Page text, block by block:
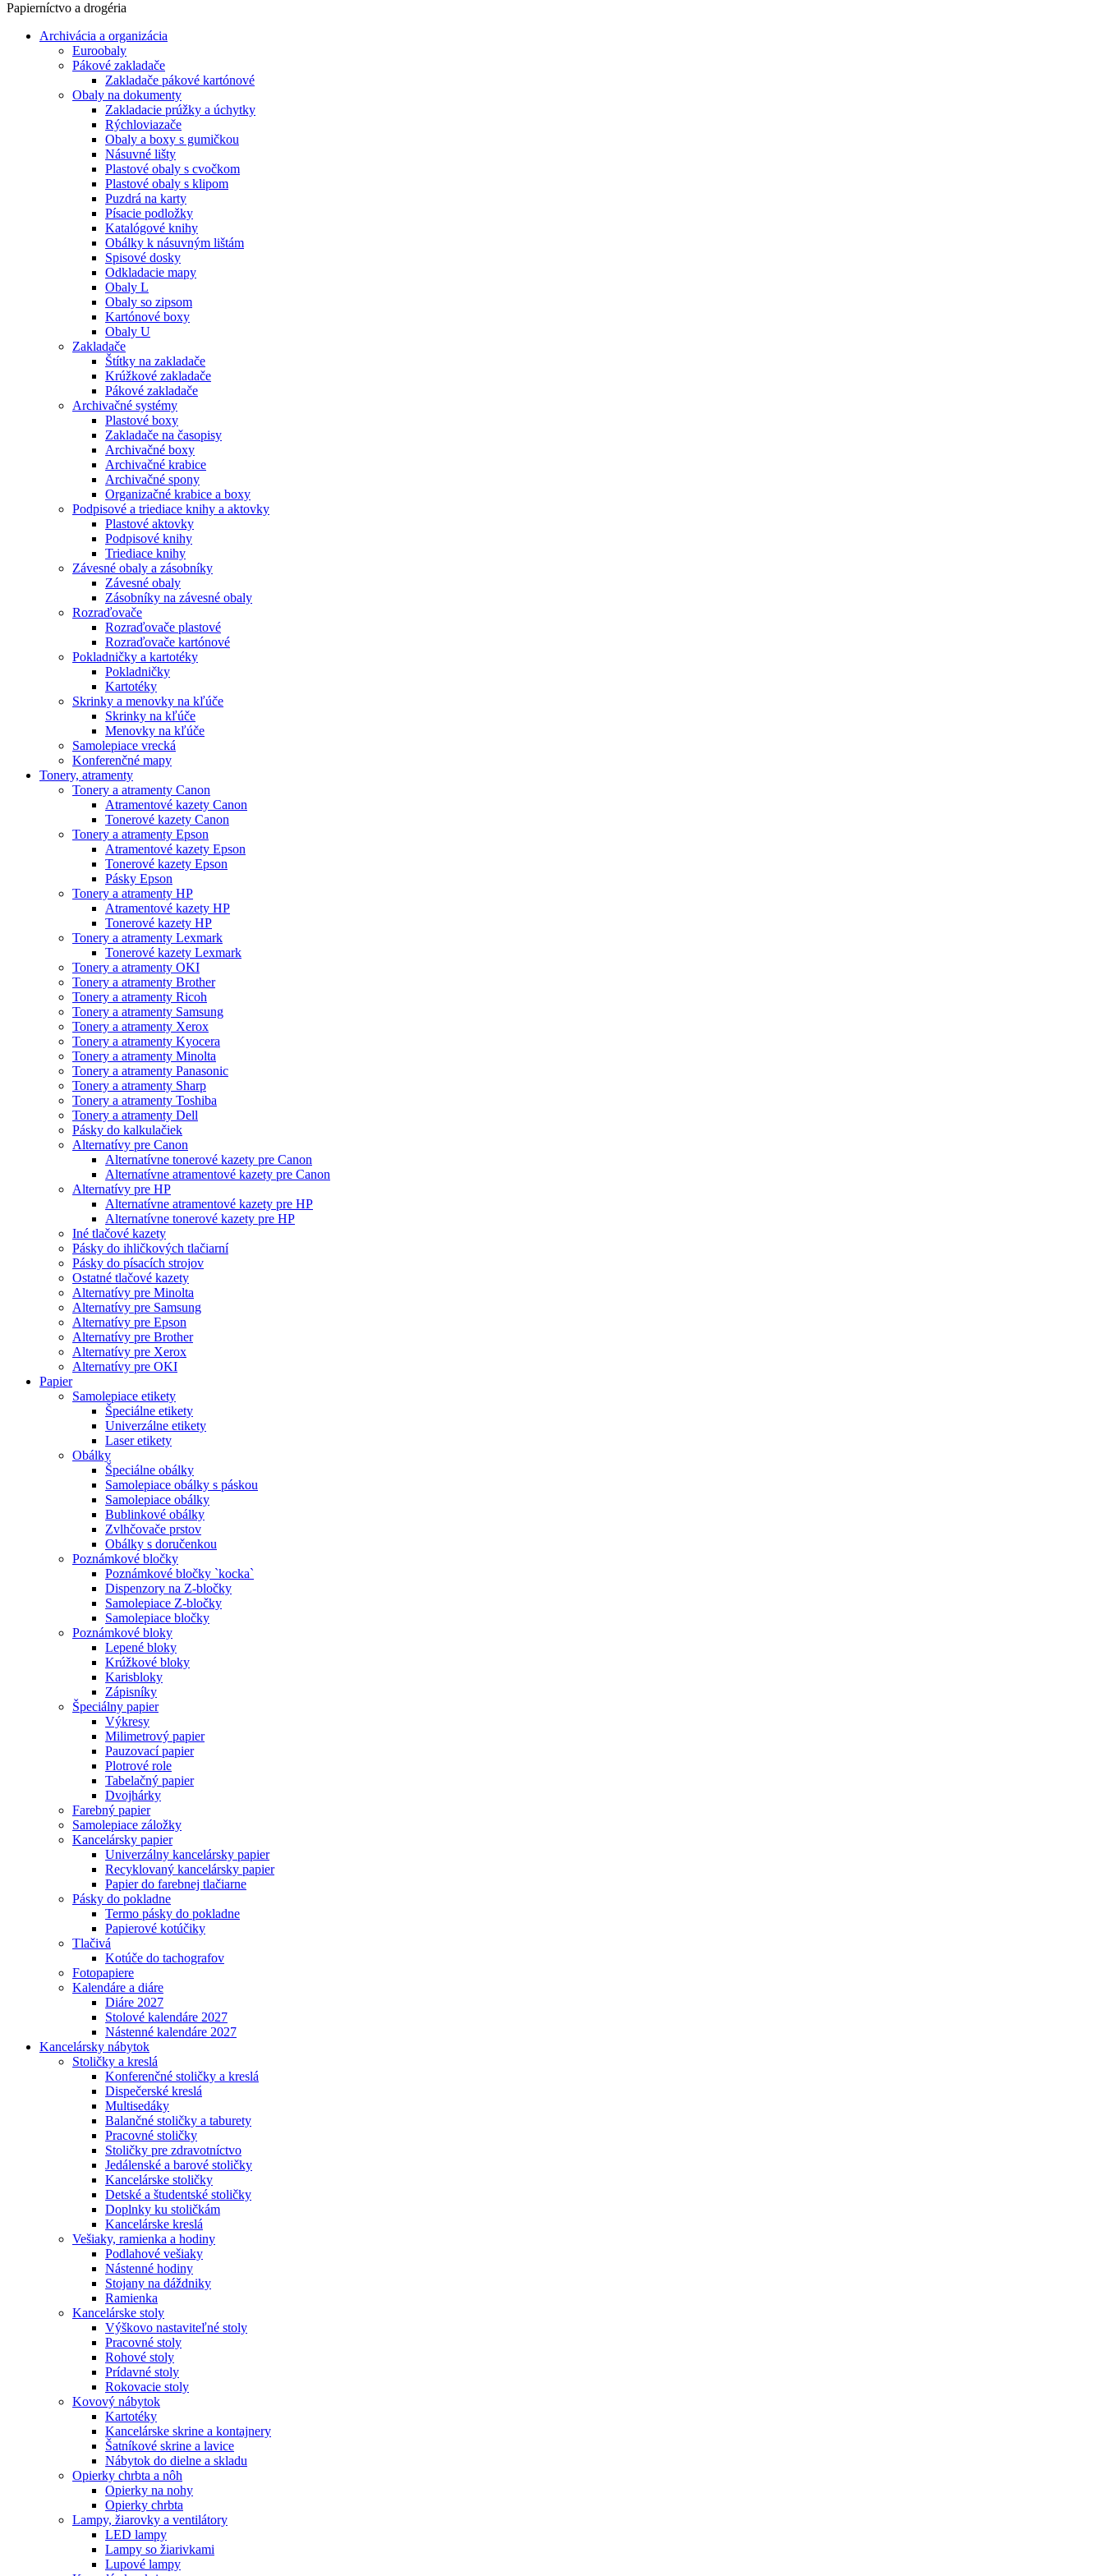
Papierníctvo a drogéria
Archivácia a organizácia
Euroobaly
Pákové zakladače
Zakladače pákové kartónové
Obaly na dokumenty
Zakladacie prúžky a úchytky
Rýchloviazače
Obaly a boxy s gumičkou
Násuvné lišty
Plastové obaly s cvočkom
Plastové obaly s klipom
Puzdrá na karty
Písacie podložky
Katalógové knihy
Obálky k násuvným lištám
Spisové dosky
Odkladacie mapy
Obaly L
Obaly so zipsom
Kartónové boxy
Obaly U
Zakladače
Štítky na zakladače
Krúžkové zakladače
Pákové zakladače
Archivačné systémy
Plastové boxy
Zakladače na časopisy
Archivačné boxy
Archivačné krabice
Archivačné spony
Organizačné krabice a boxy
Podpisové a triediace knihy a aktovky
Plastové aktovky
Podpisové knihy
Triediace knihy
Závesné obaly a zásobníky
Závesné obaly
Zásobníky na závesné obaly
Rozraďovače
Rozraďovače plastové
Rozraďovače kartónové
Pokladničky a kartotéky
Pokladničky
Kartotéky
Skrinky a menovky na kľúče
Skrinky na kľúče
Menovky na kľúče
Samolepiace vrecká
Konferenčné mapy
Tonery, atramenty
Tonery a atramenty Canon
Atramentové kazety Canon
Tonerové kazety Canon
Tonery a atramenty Epson
Atramentové kazety Epson
Tonerové kazety Epson
Pásky Epson
Tonery a atramenty HP
Atramentové kazety HP
Tonerové kazety HP
Tonery a atramenty Lexmark
Tonerové kazety Lexmark
Tonery a atramenty OKI
Tonery a atramenty Brother
Tonery a atramenty Ricoh
Tonery a atramenty Samsung
Tonery a atramenty Xerox
Tonery a atramenty Kyocera
Tonery a atramenty Minolta
Tonery a atramenty Panasonic
Tonery a atramenty Sharp
Tonery a atramenty Toshiba
Tonery a atramenty Dell
Pásky do kalkulačiek
Alternatívy pre Canon
Alternatívne tonerové kazety pre Canon
Alternatívne atramentové kazety pre Canon
Alternatívy pre HP
Alternatívne atramentové kazety pre HP
Alternatívne tonerové kazety pre HP
Iné tlačové kazety
Pásky do ihličkových tlačiarní
Pásky do písacích strojov
Ostatné tlačové kazety
Alternatívy pre Minolta
Alternatívy pre Samsung
Alternatívy pre Epson
Alternatívy pre Brother
Alternatívy pre Xerox
Alternatívy pre OKI
Papier
Samolepiace etikety
Špeciálne etikety
Univerzálne etikety
Laser etikety
Obálky
Špeciálne obálky
Samolepiace obálky s páskou
Samolepiace obálky
Bublinkové obálky
Zvlhčovače prstov
Obálky s doručenkou
Poznámkové bločky
Poznámkové bločky `kocka`
Dispenzory na Z-bločky
Samolepiace Z-bločky
Samolepiace bločky
Poznámkové bloky
Lepené bloky
Krúžkové bloky
Karisbloky
Zápisníky
Špeciálny papier
Výkresy
Milimetrový papier
Pauzovací papier
Plotrové role
Tabelačný papier
Dvojhárky
Farebný papier
Samolepiace záložky
Kancelársky papier
Univerzálny kancelársky papier
Recyklovaný kancelársky papier
Papier do farebnej tlačiarne
Pásky do pokladne
Termo pásky do pokladne
Papierové kotúčiky
Tlačivá
Kotúče do tachografov
Fotopapiere
Kalendáre a diáre
Diáre 2027
Stolové kalendáre 2027
Nástenné kalendáre 2027
Kancelársky nábytok
Stoličky a kreslá
Konferenčné stoličky a kreslá
Dispečerské kreslá
Multisedáky
Balančné stoličky a taburety
Pracovné stoličky
Stoličky pre zdravotníctvo
Jedálenské a barové stoličky
Kancelárske stoličky
Detské a študentské stoličky
Doplnky ku stoličkám
Kancelárske kreslá
Vešiaky, ramienka a hodiny
Podlahové vešiaky
Nástenné hodiny
Stojany na dáždniky
Ramienka
Kancelárske stoly
Výškovo nastaviteľné stoly
Pracovné stoly
Rohové stoly
Prídavné stoly
Rokovacie stoly
Kovový nábytok
Kartotéky
Kancelárske skrine a kontajnery
Šatníkové skrine a lavice
Nábytok do dielne a skladu
Opierky chrbta a nôh
Opierky na nohy
Opierky chrbta
Lampy, žiarovky a ventilátory
LED lampy
Lampy so žiarivkami
Lupové lampy